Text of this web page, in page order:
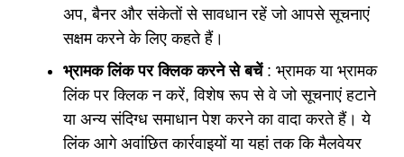
अप, बैनर और संकेतों से सावधान रहें जो आपसे सूचनाएं
सक्षम करने के लिए कहते हैं।
भ्रामक लिंक पर क्लिक करने से बचें: भ्रामक या भ्रामक
लिंक पर क्लिक न करें, विशेष रूप से वे जो सूचनाएं हटाने
या अन्य संदिग्ध समाधान पेश करने का वादा करते हैं। ये
लिंक आगे अवांछित कार्रवाइयों या यहां तक कि मैलवेयर